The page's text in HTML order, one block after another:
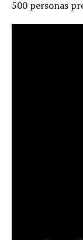
500 personas